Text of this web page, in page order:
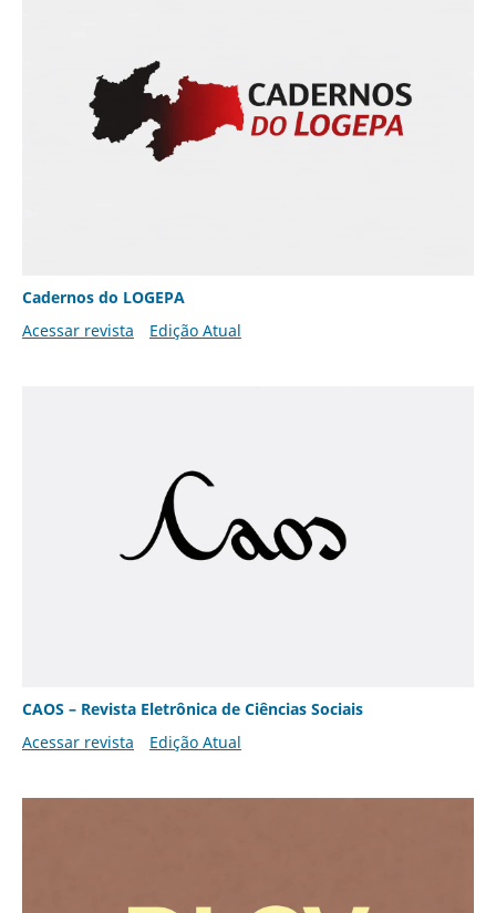
Cadernos do LOGEPA
Acessar revista
Edição Atual
CAOS – Revista Eletrônica de Ciências Sociais
Acessar revista
Edição Atual